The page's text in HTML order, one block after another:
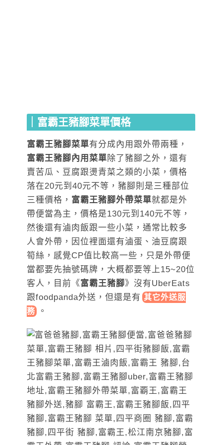
｜富霸王豬腳菜單價格
富霸王豬腳菜單有分成內用跟外帶兩種，
富霸王豬腳內用菜單 除了豬腳之外，還有
賣苦瓜、豆腐跟燙青菜之類的小菜，價格
落在20元到40元不等，豬腳則是三種部位
三種價格， 富霸王豬腳外帶菜單就都是外
帶便當為主，價格是130元到140元不等，
然後還有滷肉飯跟一些小菜，通常比較多
人會外帶，因位裡面還有滷蛋、油豆腐跟
筍絲，感覺CP值比較高一些，只是外帶便
當都要先抽號碼牌，大概都要等上15~20位
客人，目前《富霸王豬腳》沒有UberEats
跟foodpanda外送，但還是有 其它外送服
務
。